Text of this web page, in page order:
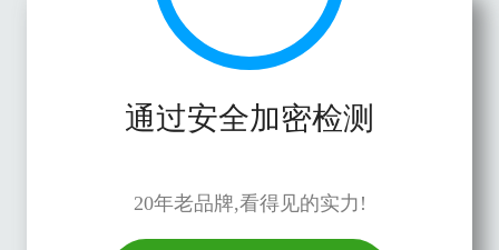
通过安全加密检测
20年老品牌,看得见的实力!